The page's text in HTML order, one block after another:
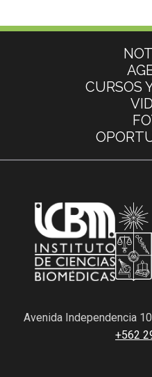
CURSOS
Avenida Independencia
+562